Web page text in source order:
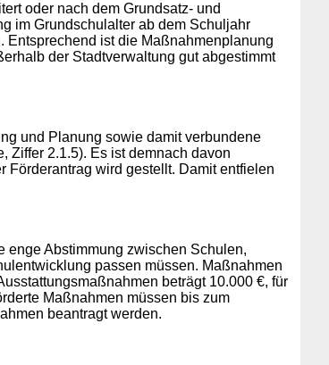
oder nach dem Grundsatz- und
im Grundschulalter ab dem Schuljahr
Entsprechend ist die Maßnahmenplanung
der Stadtverwaltung gut abgestimmt
und Planung sowie damit verbundene
Ziffer 2.1.5). Es ist demnach davon
Förderantrag wird gestellt. Damit entfielen
enge Abstimmung zwischen Schulen,
passen müssen. Maßnahmen
beträgt 10.000 €, für
Maßnahmen müssen bis zum
beantragt werden.